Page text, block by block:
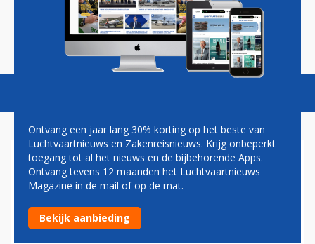
Magazine Podcasts Vacatures
TOCH REIZIGERSPLAFOND
SCHIPHOL TIJDENS
MEIVAKANTIE
Ontvang een jaar lang 30% korting op het beste van
Luchtvaartnieuws en Zakenreisnieuws. Krijg onbeperkt
toegang tot al het nieuws en de bijbehorende Apps.
Ontvang tevens 12 maanden het Luchtvaartnieuws
Magazine in de mail of op de mat.
Bekijk aanbieding